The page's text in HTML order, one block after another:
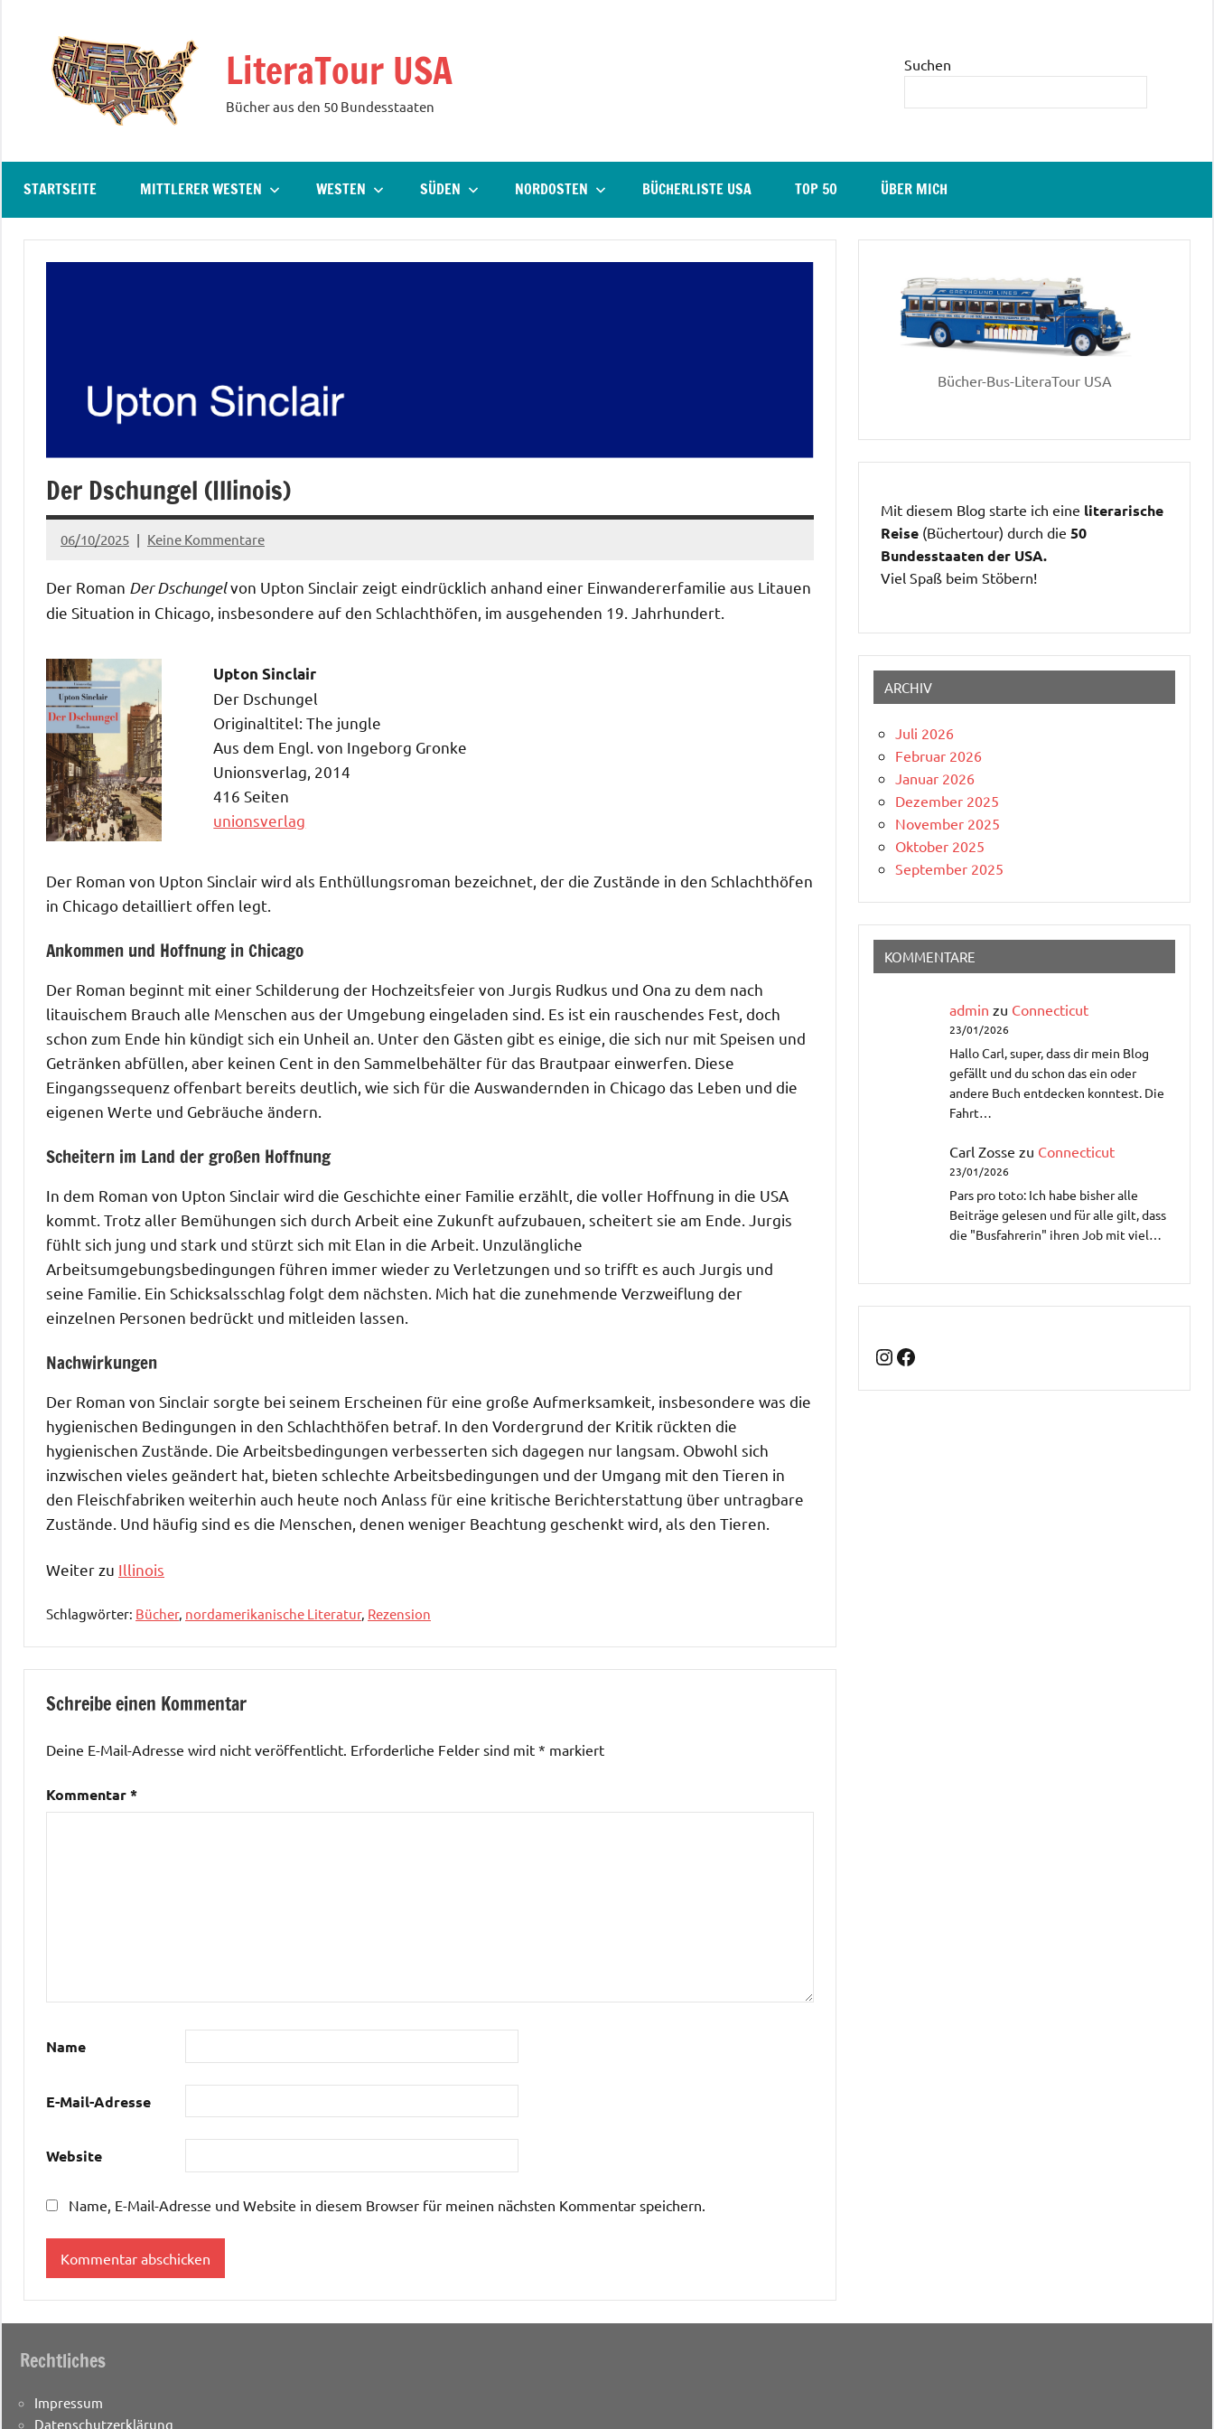
springen
LiteraTour USA
Bücher aus den 50 Bundesstaaten
Suchen
STARTSEITE MITTLERER WESTEN WESTEN SÜDEN NORDOSTEN BÜCHERLISTE USA TOP 50 ÜBER MICH
Der Dschungel (Illinois)
06/10/2025
admin
Keine Kommentare
Der Roman Der Dschungelvon Upton Sinclair zeigt eindrücklich anhand einer Einwandererfamilie aus Litauen
die Situation in Chicago, insbesondere auf den Schlachthöfen, im ausgehenden 19. Jahrhundert.
Upton Sinclair
Der Dschungel
Originaltitel: The jungle
Aus dem Engl. von Ingeborg Gronke
Unionsverlag, 2014
416 Seiten
unionsverlag
Der Roman von Upton Sinclair wird als Enthüllungsroman bezeichnet, der die Zustände in den Schlachthöfen
in Chicago detailliert offen legt.
Ankommen und Hoffnung in Chicago
Der Roman beginnt mit einer Schilderung der Hochzeitsfeier von Jurgis Rudkus und Ona zu dem nach
litauischem Brauch alle Menschen aus der Umgebung eingeladen sind. Es ist ein rauschendes Fest, doch
schon zum Ende hin kündigt sich ein Unheil an. Unter den Gästen gibt es einige, die sich nur mit Speisen und
Getränken abfüllen, aber keinen Cent in den Sammelbehälter für das Brautpaar einwerfen. Diese
Eingangssequenz offenbart bereits deutlich, wie sich für die Auswandernden in Chicago das Leben und die
eigenen Werte und Gebräuche ändern.
Scheitern im Land der großen Hoffnung
In dem Roman von Upton Sinclair wird die Geschichte einer Familie erzählt, die voller Hoffnung in die USA
kommt. Trotz aller Bemühungen sich durch Arbeit eine Zukunft aufzubauen, scheitert sie am Ende. Jurgis
fühlt sich jung und stark und stürzt sich mit Elan in die Arbeit. Unzulängliche
Arbeitsumgebungsbedingungen führen immer wieder zu Verletzungen und so trifft es auch Jurgis und
seine Familie. Ein Schicksalsschlag folgt dem nächsten. Mich hat die zunehmende Verzweiflung der
einzelnen Personen bedrückt und mitleiden lassen.
Nachwirkungen
Der Roman von Sinclair sorgte bei seinem Erscheinen für eine große Aufmerksamkeit, insbesondere was die
hygienischen Bedingungen in den Schlachthöfen betraf. In den Vordergrund der Kritik rückten die
hygienischen Zustände. Die Arbeitsbedingungen verbesserten sich dagegen nur langsam. Obwohl sich
inzwischen vieles geändert hat, bieten schlechte Arbeitsbedingungen und der Umgang mit den Tieren in
den Fleischfabriken weiterhin auch heute noch Anlass für eine kritische Berichterstattung über untragbare
Zustände. Und häufig sind es die Menschen, denen weniger Beachtung geschenkt wird, als den Tieren.
Weiter zu Illinois
Schlagwörter: Bücher, nordamerikanische Literatur, Rezension
Schreibe einen Kommentar
Deine E-Mail-Adresse wird nicht veröffentlicht. Erforderliche Felder sind mit * markiert
Kommentar*
Name
E-Mail-Adresse
Website
Name, E-Mail-Adresse und Website in diesem Browser für meinen nächsten Kommentar speichern.
Bücher-Bus-LiteraTour USA
Mit diesem Blog starte ich eine literarische
Reise (Büchertour) durch die 50
Bundesstaaten der USA.
Viel Spaß beim Stöbern!
ARCHIV
Juli 2026
Februar 2026
Januar 2026
Dezember 2025
November 2025
Oktober 2025
September 2025
KOMMENTARE
admin zu Connecticut
23/01/2026
Hallo Carl, super, dass dir mein Blog
gefällt und du schon das ein oder
andere Buch entdecken konntest. Die
Fahrt…
Carl Zosse zu Connecticut
23/01/2026
Pars pro toto: Ich habe bisher alle
Beiträge gelesen und für alle gilt, dass
die "Busfahrerin" ihren Job mit viel…
Instagram
Facebook
Rechtliches
Impressum
Datenschutzerklärung